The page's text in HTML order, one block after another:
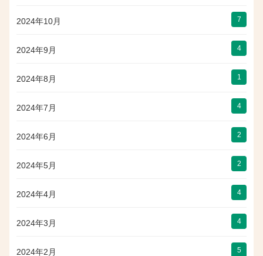
2024年10月 7
2024年9月 4
2024年8月 1
2024年7月 4
2024年6月 2
2024年5月 2
2024年4月 4
2024年3月 4
2024年2月 5